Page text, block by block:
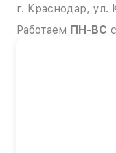
г. Краснодар, ул.
Работаем ПН-ВС с